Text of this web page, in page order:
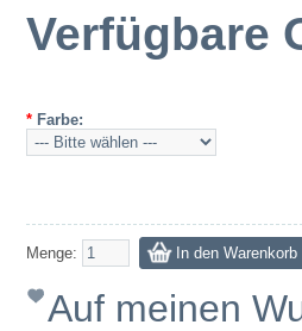
Verfügbare
* Farbe:
Menge:
Auf meinen